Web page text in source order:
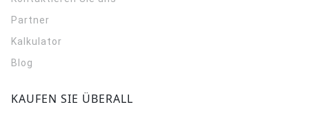
Partner
Kalkulator
Blog
KAUFEN SIE ÜBERALL